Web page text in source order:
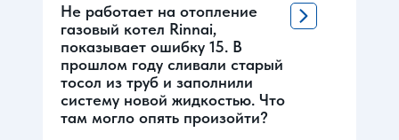
Не работает на отопление
газовый котел Rinnai,
показывает ошибку 15. В
прошлом году сливали старый
тосол из труб и заполнили
систему новой жидкостью. Что
там могло опять произойти?